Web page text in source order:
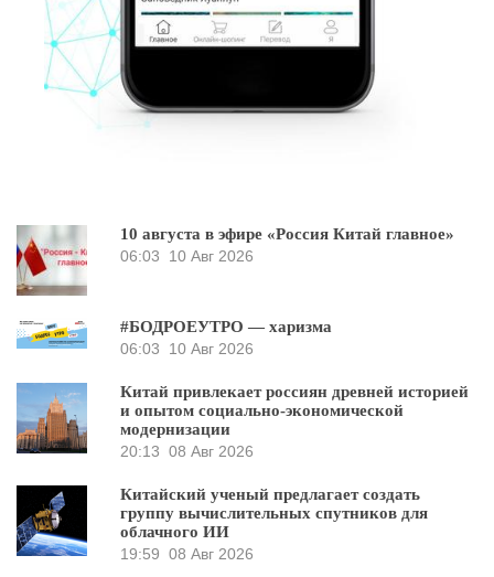
10 августа в эфире «Россия Китай главное»
06:03
10 Авг 2026
#БОДРОЕУТРО — харизма
06:03
10 Авг 2026
Китай привлекает россиян древней историей
и опытом социально-экономической
модернизации
20:13 08 Авг 2026
Китайский ученый предлагает создать
группу вычислительных спутников для
облачного ИИ
19:59 08 Авг 2026